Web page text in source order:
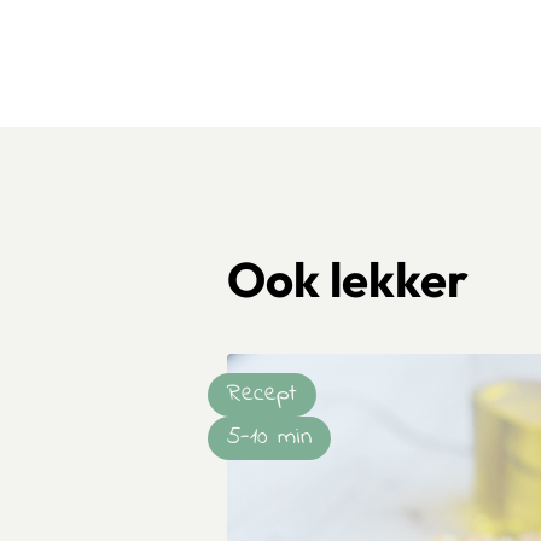
Ook lekker
Recept
5-10 min